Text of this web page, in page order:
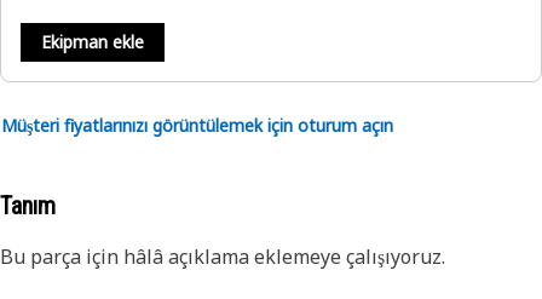
Ekipman ekle
Müşteri fiyatlarınızı görüntülemek için oturum açın
Tanım
Bu parça için hâlâ açıklama eklemeye çalışıyoruz.